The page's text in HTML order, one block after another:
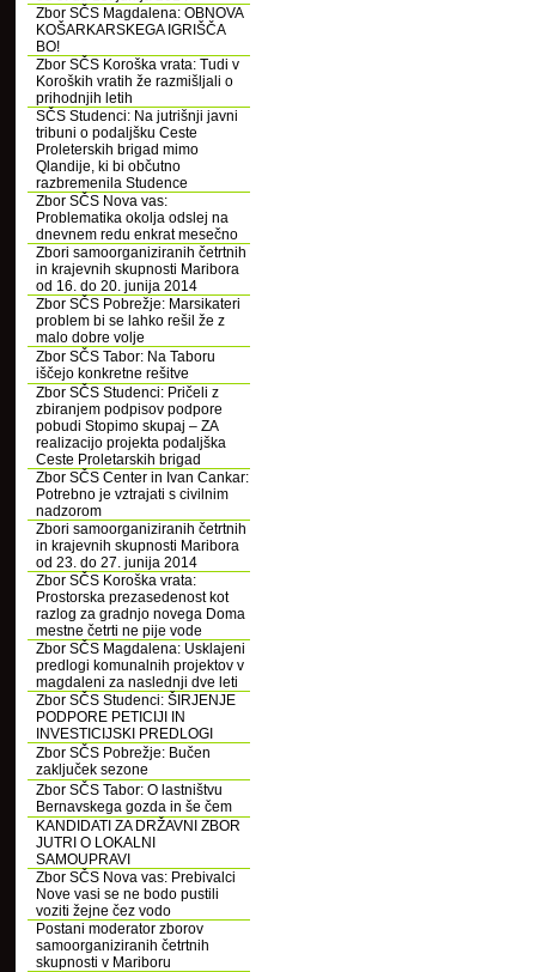
Zbor SČS Magdalena: OBNOVA
KOŠARKARSKEGA IGRIŠČA
BO!
Zbor SČS Koroška vrata: Tudi v
Koroških vratih že razmišljali o
prihodnjih letih
SČS Studenci: Na jutrišnji javni
tribuni o podaljšku Ceste
Proleterskih brigad mimo
Qlandije, ki bi občutno
razbremenila Studence
Zbor SČS Nova vas:
Problematika okolja odslej na
dnevnem redu enkrat mesečno
Zbori samoorganiziranih četrtnih
in krajevnih skupnosti Maribora
od 16. do 20. junija 2014
Zbor SČS Pobrežje: Marsikateri
problem bi se lahko rešil že z
malo dobre volje
Zbor SČS Tabor: Na Taboru
iščejo konkretne rešitve
Zbor SČS Studenci: Pričeli z
zbiranjem podpisov podpore
pobudi Stopimo skupaj – ZA
realizacijo projekta podaljška
Ceste Proletarskih brigad
Zbor SČS Center in Ivan Cankar:
Potrebno je vztrajati s civilnim
nadzorom
Zbori samoorganiziranih četrtnih
in krajevnih skupnosti Maribora
od 23. do 27. junija 2014
Zbor SČS Koroška vrata:
Prostorska prezasedenost kot
razlog za gradnjo novega Doma
mestne četrti ne pije vode
Zbor SČS Magdalena: Usklajeni
predlogi komunalnih projektov v
magdaleni za naslednji dve leti
Zbor SČS Studenci: ŠIRJENJE
PODPORE PETICIJI IN
INVESTICIJSKI PREDLOGI
Zbor SČS Pobrežje: Bučen
zaključek sezone
Zbor SČS Tabor: O lastništvu
Bernavskega gozda in še čem
KANDIDATI ZA DRŽAVNI ZBOR
JUTRI O LOKALNI
SAMOUPRAVI
Zbor SČS Nova vas: Prebivalci
Nove vasi se ne bodo pustili
voziti žejne čez vodo
Postani moderator zborov
samoorganiziranih četrtnih
skupnosti v Mariboru